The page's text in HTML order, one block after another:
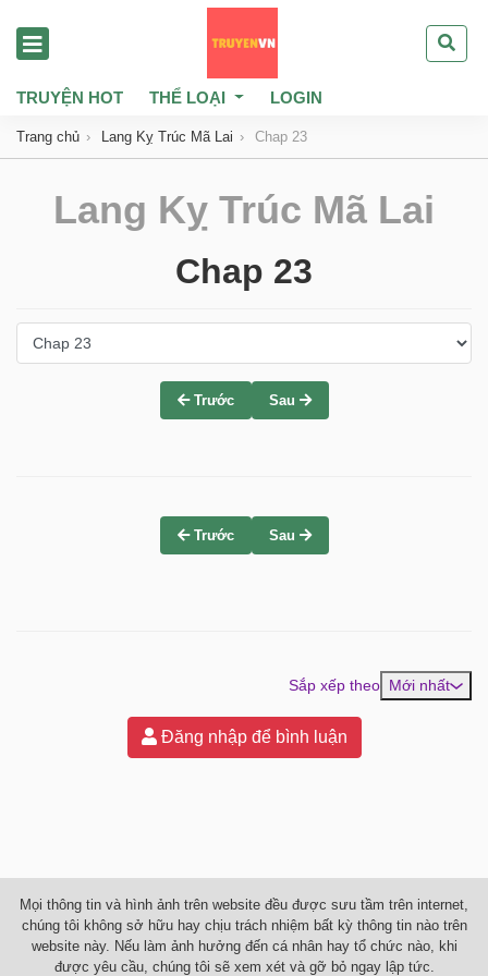
TRUYỆN HOT THỂ LOẠI LOGIN
Trang chủ Lang Kỵ Trúc Mã Lai Chap 23
Lang Kỵ Trúc Mã Lai
Chap 23
Trước Sau
Trước Sau
Sắp xếp theo Mới nhất
Đăng nhập để bình luận
Mọi thông tin và hình ảnh trên website đều được sưu tầm trên internet,
chúng tôi không sở hữu hay chịu trách nhiệm bất kỳ thông tin nào trên
website này. Nếu làm ảnh hưởng đến cá nhân hay tổ chức nào, khi
được yêu cầu, chúng tôi sẽ xem xét và gỡ bỏ ngay lập tức.